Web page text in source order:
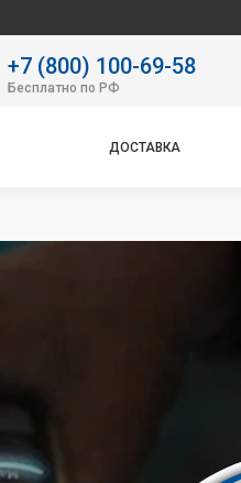
+7 (800) 100-69-58
Бесплатно по РФ
ДОСТАВКА